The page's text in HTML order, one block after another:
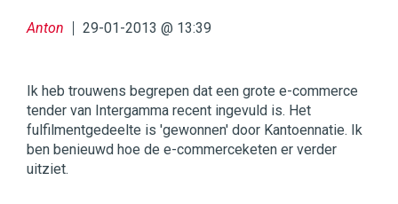
Anton 29-01-2013 @ 13:39
Ik heb trouwens begrepen dat een grote e-commerce
tender van Intergamma recent ingevuld is. Het
fulfilmentgedeelte is 'gewonnen' door Kantoennatie. Ik
ben benieuwd hoe de e-commerceketen er verder
uitziet.